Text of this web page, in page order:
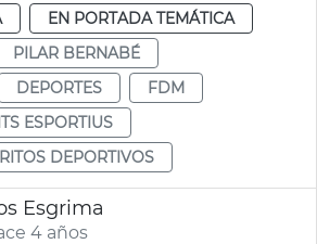
EN PORTADA TEMÁTICA
PILAR BERNABÉ
DEPORTES
FDM
ESPORTIUS
DEPORTIVOS
Esgrima
4 años